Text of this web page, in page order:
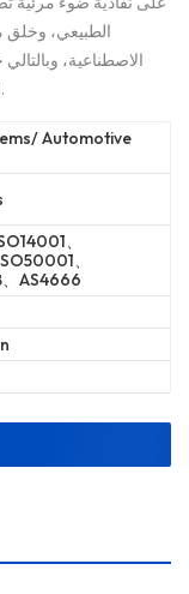
الطبيعي، وخلق
الاصطناعية،
لتوفير تجربة بصرية مريحة للسكان والمستخدمين.
Automotive
、
、
AS4666